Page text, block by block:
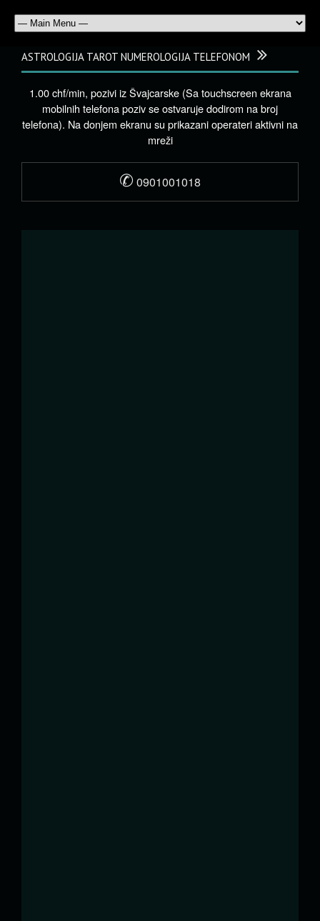
ASTROLOGIJA TAROT NUMEROLOGIJA TELEFONOM
1.00 chf/min, pozivi iz Švajcarske (Sa touchscreen ekrana
mobilnih telefona poziv se ostvaruje dodirom na broj
telefona). Na donjem ekranu su prikazani operateri aktivni na
mreži
✆ 0901001018